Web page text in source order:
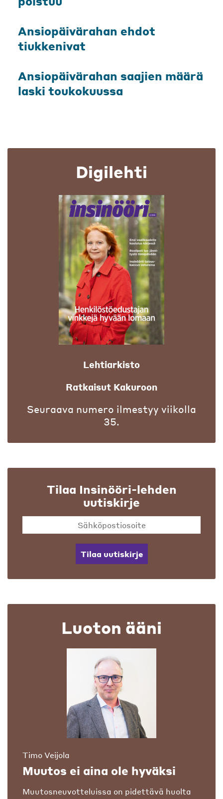
Ansiopäivärahan ehdot
tiukkenivat
Ansiopäivärahan saajien määrä
laski toukokuussa
Digilehti
Lehtiarkisto
Ratkaisut Kakuroon
Seuraava numero ilmestyy viikolla
35.
Tilaa Insinööri-lehden
uutiskirje
Tilaa uutiskirje
Luoton ääni
Timo Veijola
Muutos ei aina ole hyväksi
Muutosneuvotteluissa on pidettävä huolta